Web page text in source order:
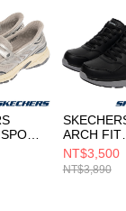
人註冊多個帳號或使用他
技股份有限公司將有權
ARCH FIT
CROSSER
閒鞋
NT$3,500
NT$3,890